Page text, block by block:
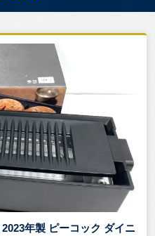
年製 ピーコック ダイニ